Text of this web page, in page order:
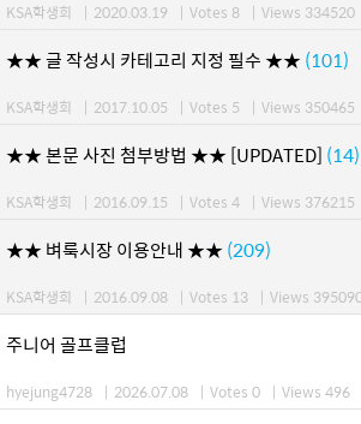
KSA학생회 | 2020.03.19 | Votes 8 | Views 334520
★★ 글 작성시 카테고리 지정 필수 ★★ (101)
KSA학생회 | 2017.10.05 | Votes 5 | Views 350465
★★ 본문 사진 첨부방법 ★★ [UPDATED] (14)
KSA학생회 | 2016.09.15 | Votes 4 | Views 376215
★★ 벼룩시장 이용안내 ★★ (209)
KSA학생회 | 2016.09.08 | Votes 13 | Views
주니어 골프클럽
hyejung4728 | 2026.07.08 | Votes 0 | Views 496